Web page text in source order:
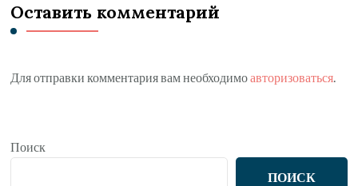
Оставить комментарий
Для отправки комментария вам необходимоавторизоваться.
Поиск
ПОИСК